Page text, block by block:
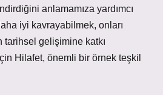
anlamamıza yardımcı
iyi kavrayabilmek, onları
tarihsel gelişimine katkı
Hilafet, önemli bir örnek teşkil